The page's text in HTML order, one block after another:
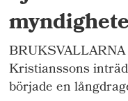
Kristianssons
började en